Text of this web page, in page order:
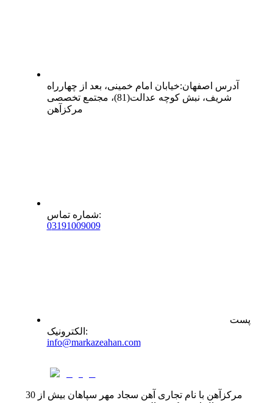
آدرس اصفهان:خیابان امام خمینی، بعد از چهارراه
شریف، نبش کوچه عدالت(81)، مجتمع تخصصی
مرکزآهن
شماره تماس:
03191009009
پست
الکترونیک :
info@markazeahan.com
مرکزآهن با نام تجاری آهن سجاد مهر سپاهان بیش از 30